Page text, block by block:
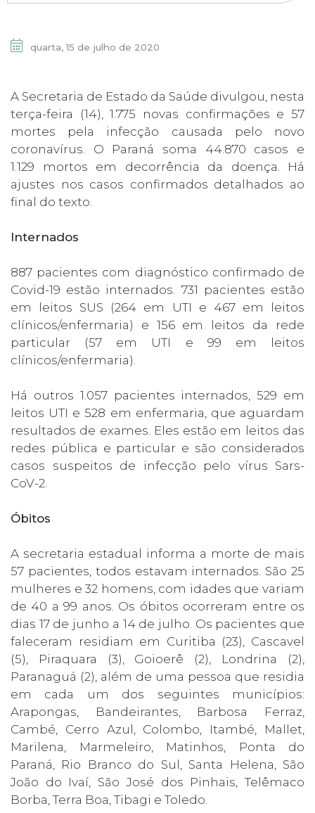
quarta, 15 de julho de 2020
A Secretaria de Estado da Saúde divulgou, nesta
terça-feira (14), 1.775 novas confirmações e 57
mortes pela infecção causada pelo novo
coronavírus. O Paraná soma 44.870 casos e
1.129 mortos em decorrência da doença. Há
ajustes nos casos confirmados detalhados ao
final do texto.
Internados
887 pacientes com diagnóstico confirmado de
Covid-19 estão internados. 731 pacientes estão
em leitos SUS (264 em UTI e 467 em leitos
clínicos/enfermaria) e 156 em leitos da rede
particular (57 em UTI e 99 em leitos
clínicos/enfermaria).
Há outros 1.057 pacientes internados, 529 em
leitos UTI e 528 em enfermaria, que aguardam
resultados de exames. Eles estão em leitos das
redes pública e particular e são considerados
casos suspeitos de infecção pelo vírus Sars-
CoV-2.
Óbitos
A secretaria estadual informa a morte de mais
57 pacientes, todos estavam internados. São 25
mulheres e 32 homens, com idades que variam
de 40 a 99 anos. Os óbitos ocorreram entre os
dias 17 de junho a 14 de julho. Os pacientes que
faleceram residiam em Curitiba (23), Cascavel
(5), Piraquara (3), Goioerê (2), Londrina (2),
Paranaguá (2), além de uma pessoa que residia
em cada um dos seguintes municípios:
Arapongas, Bandeirantes, Barbosa Ferraz,
Cambé, Cerro Azul, Colombo, Itambé, Mallet,
Marilena, Marmeleiro, Matinhos, Ponta do
Paraná, Rio Branco do Sul, Santa Helena, São
João do Ivaí, São José dos Pinhais, Telêmaco
Borba, Terra Boa, Tibagi e Toledo.